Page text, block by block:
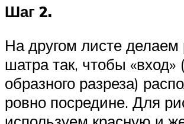
Шаг 2.
На другом листе делаем
шатра так, чтобы «вход»
образного разреза)
ровно посредине. Для